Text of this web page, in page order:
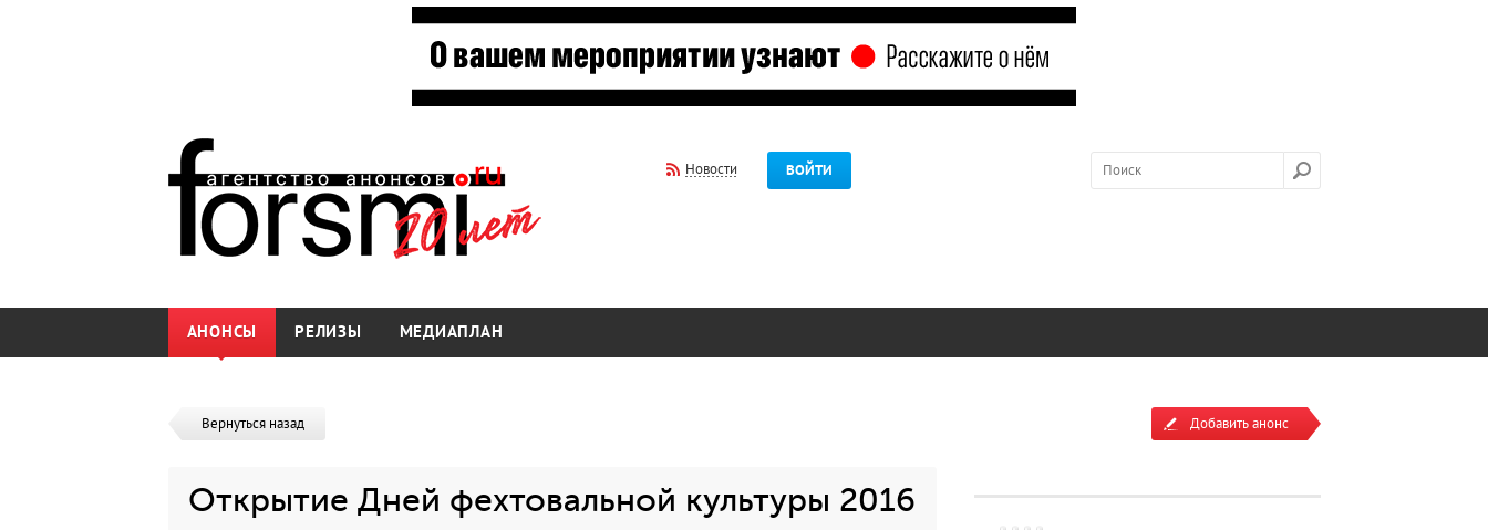
Новости ВОЙТИ
АНОНСЫ РЕЛИЗЫ МЕДИАПЛАН
Вернуться назад
Открытие Дней фехтовальной культуры 2016
Добавить анонс